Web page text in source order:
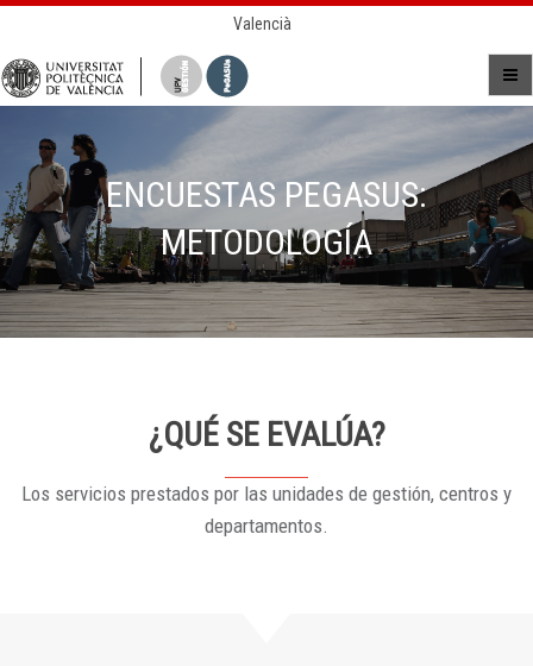
Valencià
ENCUESTAS PEGASUS:
METODOLOGÍA
¿QUÉ SE EVALÚA?
Los servicios prestados por las unidades de gestión, centros y
departamentos.